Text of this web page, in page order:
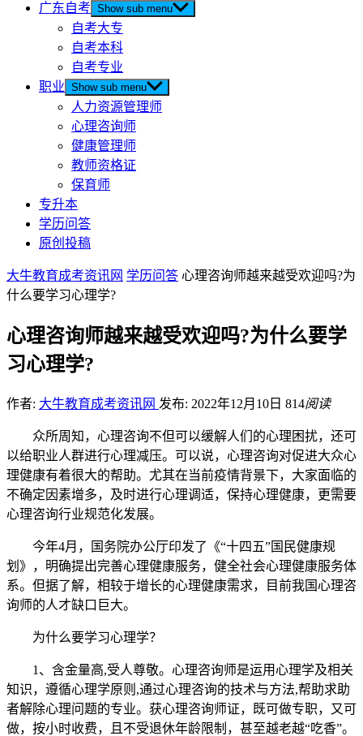
广东自考 Show sub menu
自考大专
自考本科
自考专业
职业 Show sub menu
人力资源管理师
心理咨询师
健康管理师
教师资格证
保育师
专升本
学历问答
原创投稿
大牛教育成考资讯网 学历问答 心理咨询师越来越受欢迎吗?为
什么要学习心理学?
心理咨询师越来越受欢迎吗?为什么要学
习心理学?
作者: 大牛教育成考资讯网 发布: 2022年12月10日 814阅读
众所周知，心理咨询不但可以缓解人们的心理困扰，还可
以给职业人群进行心理减压。可以说，心理咨询对促进大众心
理健康有着很大的帮助。尤其在当前疫情背景下，大家面临的
不确定因素增多，及时进行心理调适，保持心理健康，更需要
心理咨询行业规范化发展。
今年4月，国务院办公厅印发了《“十四五”国民健康规
划》，明确提出完善心理健康服务，健全社会心理健康服务体
系。但据了解，相较于增长的心理健康需求，目前我国心理咨
询师的人才缺口巨大。
为什么要学习心理学？
1、含金量高,受人尊敬。心理咨询师是运用心理学及相关
知识，遵循心理学原则,通过心理咨询的技术与方法,帮助求助
者解除心理问题的专业。获心理咨询师证，既可做专职，又可
做，按小时收费，且不受退休年龄限制，甚至越老越“吃香”。